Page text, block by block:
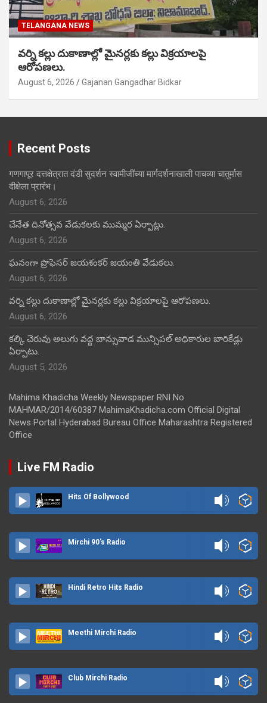
TELANGANA NEWS
వర్ని కల్లు దుకాణాల్లో మైనర్లకు కల్లు విక్రయాలపై
ఆరోపణలు.
August 6, 2026 Gajanan Gangadhar Bidkar
Recent Posts
गणगापूर दत्तक्षेत्रात दंडी सुदर्शन स्वामीजींच्या मार्गदर्शनाखाली पाचव्या चातुर्मास
दीक्षेला प्रारंभ।
August 6, 2026
చేనేత దినోత్సవ వేడుకలకు ముమ్మర ఏర్పాట్లు.
August 6, 2026
ఘనంగా ప్రొఫెసర్ జయశంకర్ జయంతి వేడుకలు.
August 6, 2026
వర్ని కల్లు దుకాణాల్లో మైనర్లకు కల్లు విక్రయాలపై ఆరోపణలు.
August 6, 2026
కల్కి చెరువు అలుగు వద్ద బాన్సువాడ మున్సిపల్ అధికారుల బారికేడ్లు
ఏర్పాటు.
August 5, 2026
Mahima Khadicha Weekly Newspaper RNI No.
MAHMAR/2014/60387 MahimaKhadicha.com Official Digital
News Portal Hyderabad Bureau Office Maharashtra Registered
Office
Live FM Radio
Hits Of Bollywood
Mirchi 90's Radio
Hindi Retro Hits Radio
Meethi Mirchi Radio
Club Mirchi Radio